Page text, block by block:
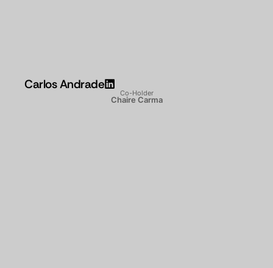
Carlos Andrade
Co-Holder
Chaire Carma